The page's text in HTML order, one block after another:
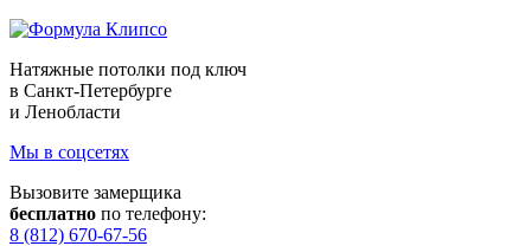
Натяжные потолки под ключ
в Санкт-Петербурге
и Ленобласти
Мы в соцсетях
Вызовите замерщика
бесплатно по телефону:
8 (812) 670-67-56